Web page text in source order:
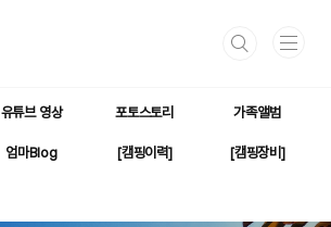
유튜브 영상 포토스토리 가족앨범
엄마Blog [캠핑이력] [캠핑장비]